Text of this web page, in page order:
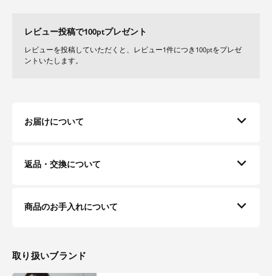
レビュー投稿で100ptプレゼント
レビューを投稿していただくと、レビュー1件につき100ptをプレゼ
ントいたします。
お届けについて
返品・交換について
商品のお手入れについて
取り扱いブランド